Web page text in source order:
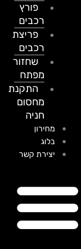
פורץ
רכבים
פריצת
רכבים
שחזור
מפתח
התקנת
מחסום
חניה
מחירון
בלוג
יצירת קשר